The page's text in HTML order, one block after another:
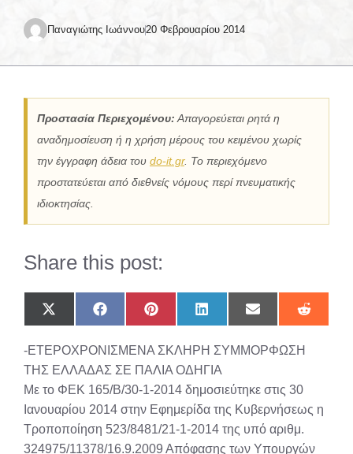
Παναγιώτης Ιωάννου20 Φεβρουαρίου 2014
Προστασία Περιεχομένου: Απαγορεύεται ρητά η
αναδημοσίευση ή η χρήση μέρους του κειμένου χωρίς
την έγγραφη άδεια του do-it.gr. Το περιεχόμενο
προστατεύεται από διεθνείς νόμους περί πνευματικής
ιδιοκτησίας.
Share this post:
Share
on
(Twitter)
Share
on
Share
on
Share
on
Share
on
Share
on
-ΕΤΕΡΟΧΡΟΝΙΣΜΕΝΑ ΣΚΛΗΡΗ ΣΥΜΜΟΡΦΩΣΗ
ΤΗΣ ΕΛΛΑΔΑΣ ΣΕ ΠΑΛΙΑ ΟΔΗΓΙΑ
Με το ΦΕΚ 165/Β/30-1-2014 δημοσιεύτηκε στις 30
Ιανουαρίου 2014 στην Εφημερίδα της Κυβερνήσεως η
Τροποποίηση 523/8481/21-1-2014 της υπό αριθμ.
324975/11378/16.9.2009 Απόφασης των Υπουργών